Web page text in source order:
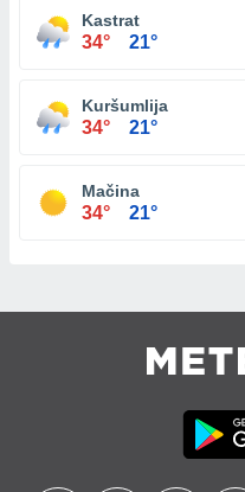
Kastrat
34° 21°
Kuršumlija
34° 21°
Mačina
34° 21°